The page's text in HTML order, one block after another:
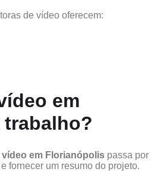
de vídeo oferecem:
em
em Florianópolis passa por
fornecer um resumo do projeto.